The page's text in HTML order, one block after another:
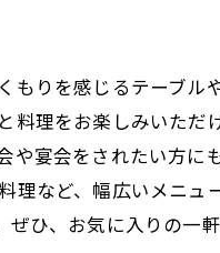
もりを感じるテーブル
料理をお楽しみいただ
宴会をされたい方に
理など、幅広いメニュ
ひ、お気に入りの一